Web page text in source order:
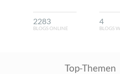
2283
BLOGS ONLINE
4
BLOGS
Top-Themen